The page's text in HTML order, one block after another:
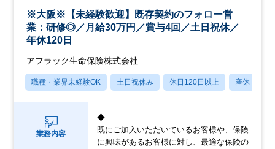
※大阪※【未経験歓迎】既存契約のフォロー営
業：研修◎／月給30万円／賞与4回／土日祝休／
年休120日
アフラック生命保険株式会社
職種・業界未経験OK 土日祝休み 休日120日以上 産休・育休
業務内容
◆
既にご加入いただいているお客様や、保険
に興味があるお客様に対し、最適な保険の